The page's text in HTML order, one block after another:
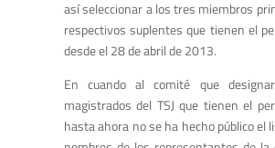
así seleccionar a los tres miembros
respectivos suplentes que tienen el
desde el 28 de abril de 2013.
En cuando al comité que
magistrados del TSJ que tienen el
hasta ahora no se ha hecho público el